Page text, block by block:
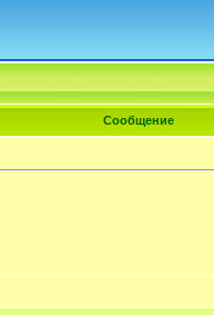
Сообщение